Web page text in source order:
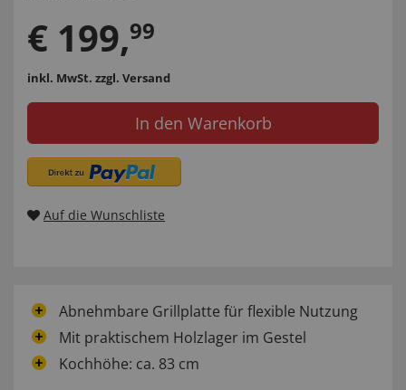
€ 199,99
inkl. MwSt. zzgl. Versand
In den Warenkorb
Auf die Wunschliste
Abnehmbare Grillplatte für flexible Nutzung
Mit praktischem Holzlager im Gestel
Kochhöhe: ca. 83 cm